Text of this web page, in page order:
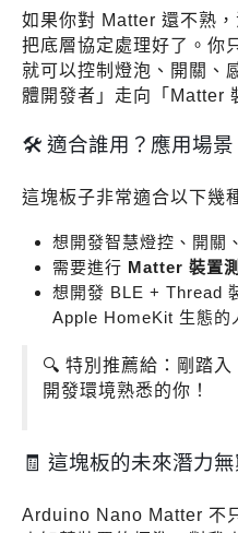
如果你對 Matter 還不熟
把底層協定處理好了。你
就可以控制燈泡、開關、
體開發者」走向「Matter
🛠️ 適合誰用？應用場景
這塊板子非常適合以下幾
想開發智慧燈控、開關
需要進行 Matter 裝置
想開發 BLE + Thread
Apple HomeKit 生態的
🔍 特別推薦給：剛踏
開發環境熟悉的你！
🧾 這塊板的未來潛力無
Arduino Nano Matter 不